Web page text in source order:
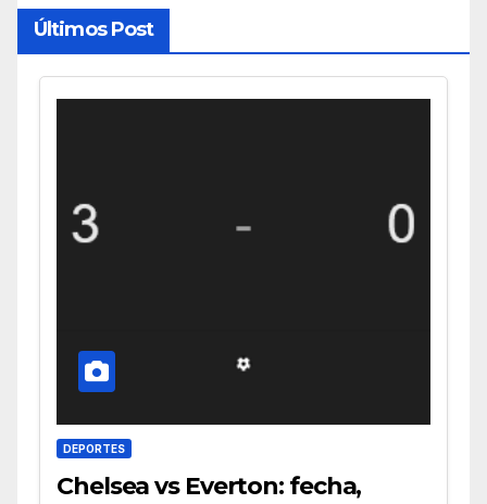
Últimos Post
DEPORTES
Chelsea vs Everton: fecha,